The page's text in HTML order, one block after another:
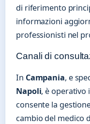
di riferimento
informazioni
professionisti nel
Canali di
In Campania, e
Napoli, è operativo
consente la
cambio del medico